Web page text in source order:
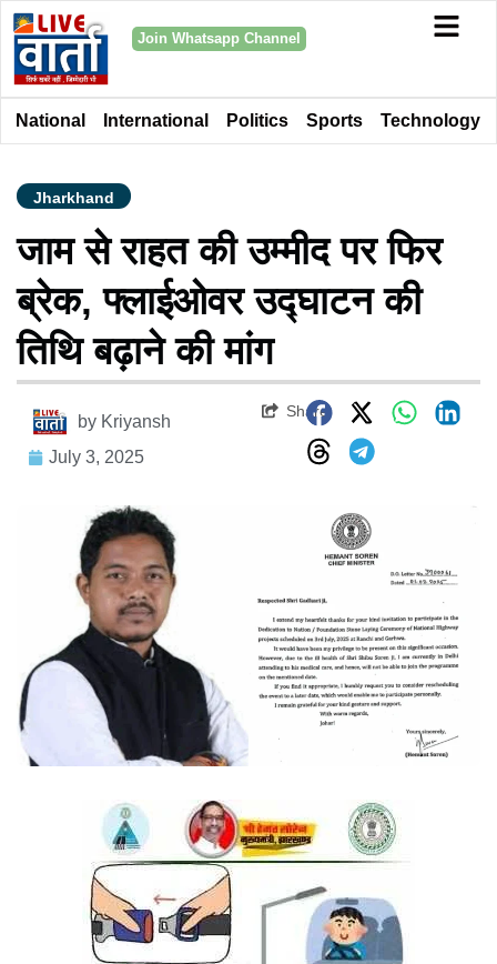
Join Whatsapp Channel
National International Politics Sports Technology
Jharkhand
जाम से राहत की उम्मीद पर फिर
ब्रेक, फ्लाईओवर उद्घाटन की
तिथि बढ़ाने की मांग
by Kriyansh
July 3, 2025
Share